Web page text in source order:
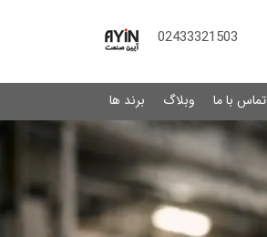
02433321503
تماس با ما وبلاگ برند ها